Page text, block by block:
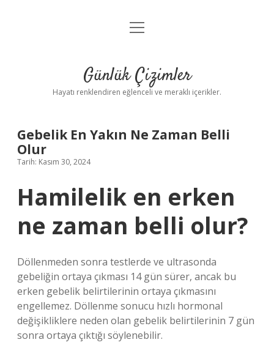
Anasayfa
Yasal Uyarı
menüyü
Günlük Çizimler
Hayatı renklendiren eğlenceli ve meraklı içerikler.
Gebelik En Yakın Ne Zaman Belli
Olur
Tarih: Kasım 30, 2024
Hamilelik en erken
ne zaman belli olur?
Döllenmeden sonra testlerde ve ultrasonda
gebeliğin ortaya çıkması 14 gün sürer, ancak bu
erken gebelik belirtilerinin ortaya çıkmasını
engellemez. Döllenme sonucu hızlı hormonal
değişikliklere neden olan gebelik belirtilerinin 7 gün
sonra ortaya çıktığı söylenebilir.